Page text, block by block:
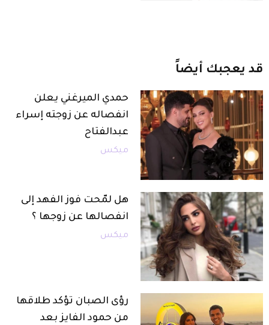
قد يعجبك أيضاً
حمدي الميرغني يعلن
انفصاله عن زوجته إسراء
عبدالفتاح
ميكس
هل لمّحت فوز الفهد إلى
انفصالها عن زوجها ؟
ميكس
رؤى الصبان تؤكد طلاقها
من حمود الفايز بعد